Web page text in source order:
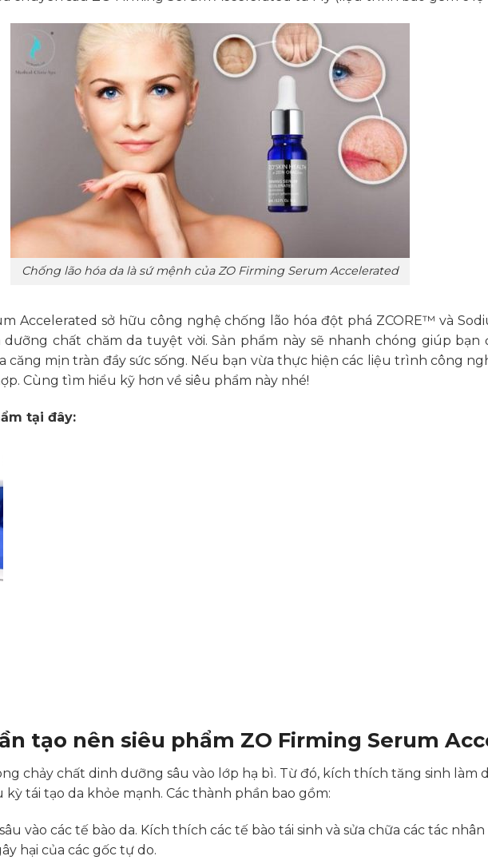
Chống lão hóa da là sứ mệnh của ZO Firming Serum Accelerated
Accelerated sở hữu công nghệ chống lão hóa đột phá ZCORE™ và
chất chăm da tuyệt vời. Sản phẩm này sẽ nhanh chóng giúp bạn
căng mịn tràn đầy sức sống. Nếu bạn vừa thực hiện các liệu trình công
Cùng tìm hiểu kỹ hơn về siêu phẩm này nhé!
tại đây:
tạo nên siêu phẩm ZO Firming Serum
chảy chất dinh dưỡng sâu vào lớp hạ bì. Từ đó, kích thích tăng sinh làm
tái tạo da khỏe mạnh. Các thành phần bao gồm:
vào các tế bào da. Kích thích các tế bào tái sinh và sửa chữa các tác
hại của các gốc tự do.